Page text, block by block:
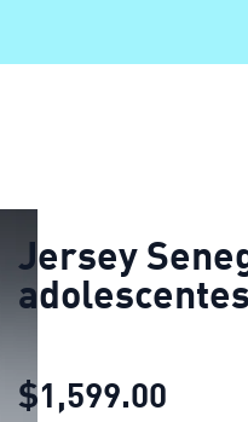
Jersey
adolescentes
$1,599.00